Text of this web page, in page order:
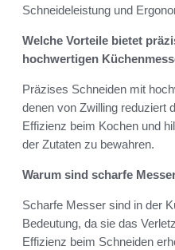
Schneideleistung und
Welche Vorteile bietet
hochwertigen
Präzises Schneiden mit
denen von Zwilling reduziert
Effizienz beim Kochen und
der Zutaten zu bewahren.
Warum sind scharfe
Scharfe Messer sind in der
Bedeutung, da sie das
Effizienz beim Schneiden